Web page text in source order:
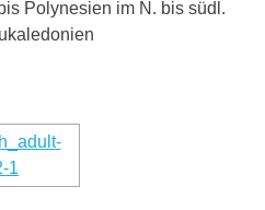
Polynesien im N. bis südl.